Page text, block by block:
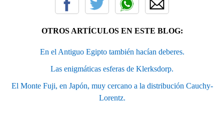
OTROS ARTÍCULOS EN ESTE BLOG:
En el Antiguo Egipto también hacían deberes.
Las enigmáticas esferas de Klerksdorp.
El Monte Fuji, en Japón, muy cercano a la distribución Cauchy-
Lorentz.